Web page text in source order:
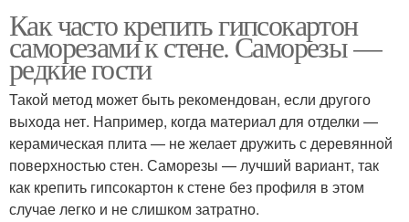
Как часто крепить гипсокартон
саморезами к стене. Саморезы —
редкие гости
Такой метод может быть рекомендован, если другого
выхода нет. Например, когда материал для отделки —
керамическая плита — не желает дружить с деревянной
поверхностью стен. Саморезы — лучший вариант, так
как крепить гипсокартон к стене без профиля в этом
случае легко и не слишком затратно.